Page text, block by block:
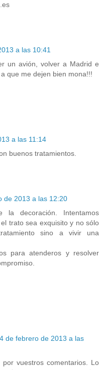
a las 10:41
un avión, volver a Madrid e
que me dejen bien mona!!!
a las 11:14
buenos tratamientos.
de 2013 a las 12:20
decoración. Intentamos
trato sea exquisito y no sólo
sino a vivir una
para atenderos y resolver
de febrero de 2013 a las
vuestros comentarios. Lo